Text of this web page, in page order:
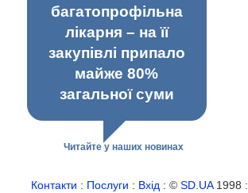
багатопрофільна
лікарня – на її
закупівлі припало
майже 80%
загальної суми
Читайте у наших новинах
Контакти : Послуги : Вхід : ©SD.UA1998 :